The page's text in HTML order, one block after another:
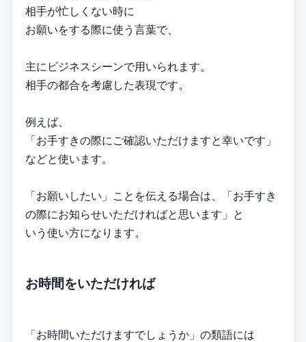
相手が忙しくない時に
お願いをする際に使う言葉で、
主にビジネスシーンで用いられます。
相手の都合を考慮した表現です。
例えば、
「お手すきの際にご確認いただけますと幸いです」
などと使います。
「お願いしたい」ことを伝える場合は、「お手すき
の際にお知らせいただければと思います」と
いう使い方になります。
お時間をいただければ
「お時間いただけますでしょうか」の類語には